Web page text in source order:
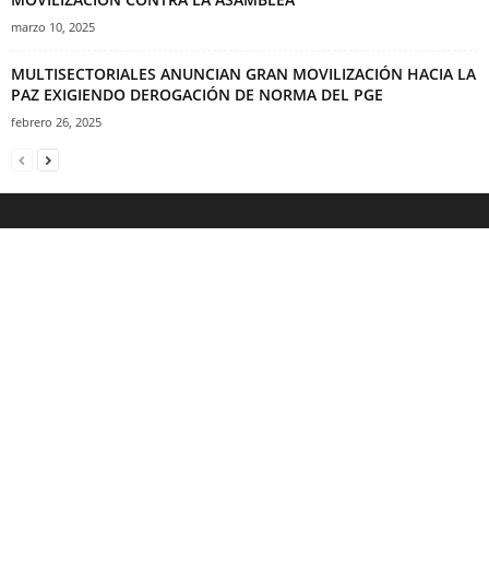
marzo 10, 2025
MULTISECTORIALES ANUNCIAN GRAN MOVILIZACIÓN HACIA LA
PAZ EXIGIENDO DEROGACIÓN DE NORMA DEL PGE
febrero 26, 2025